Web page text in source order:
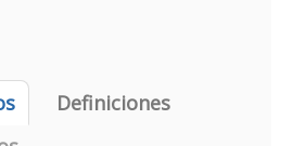
Definiciones